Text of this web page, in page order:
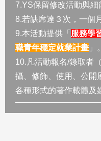
7.YS保留修改活動與細
8.若缺席達３次，一個
9.本活動提供「 服務學
職青年穩定就業計畫 」。
10.凡活動報名/錄取者
攝、修飾、使用、公開
各種形式的著作載體及